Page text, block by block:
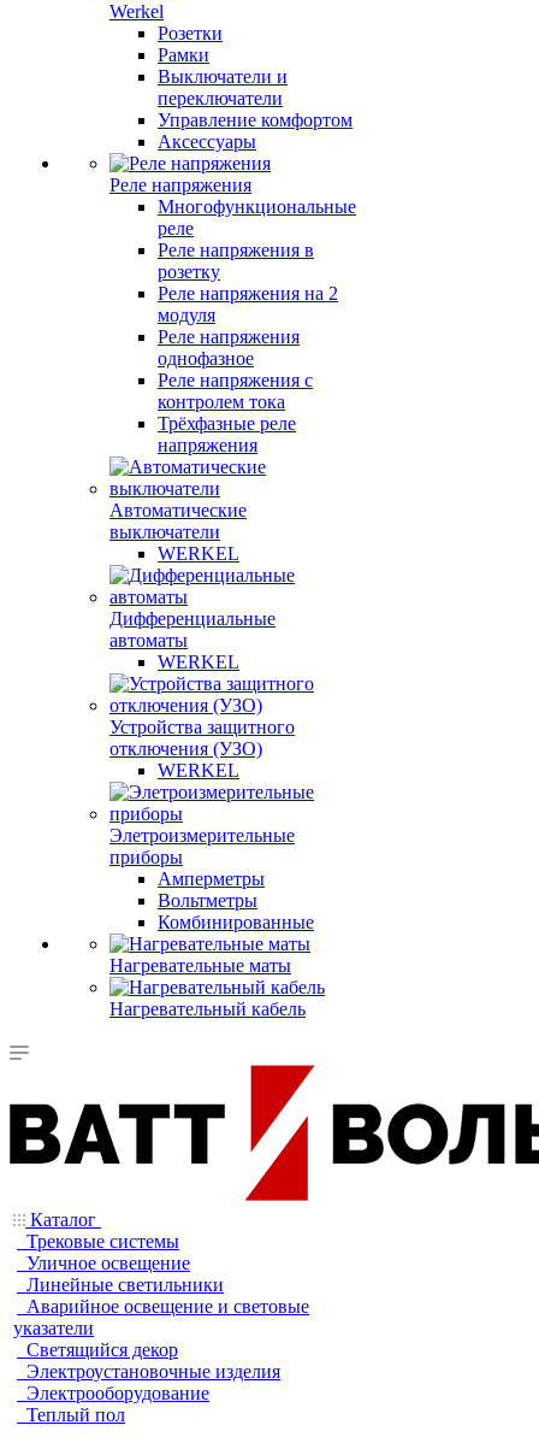
Werkel
Розетки
Рамки
Выключатели и
переключатели
Управление комфортом
Аксессуары
Реле напряжения
Многофункциональные
реле
Реле напряжения в
розетку
Реле напряжения на 2
модуля
Реле напряжения
однофазное
Реле напряжения с
контролем тока
Трёхфазные реле
напряжения
Автоматические
выключатели
WERKEL
Дифференциальные
автоматы
WERKEL
Устройства защитного
отключения (УЗО)
WERKEL
Элетроизмерительные
приборы
Амперметры
Вольтметры
Комбинированные
Нагревательные маты
Нагревательный кабель
Каталог
Трековые системы
Уличное освещение
Линейные светильники
Аварийное освещение и световые
указатели
Светящийся декор
Электроустановочные изделия
Электрооборудование
Теплый пол